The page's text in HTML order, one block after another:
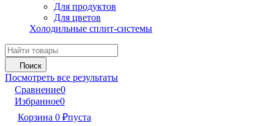
Для продуктов
Для цветов
Холодильные сплит-системы
Поиск
Посмотреть все результаты
Сравнение0
Избранное0
Корзина 0 ₽пуста